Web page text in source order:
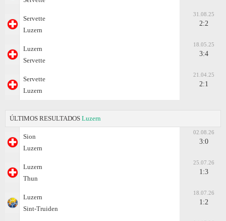
Servette
Luzern
31.08.25
2:2
Luzern
Servette
18.05.25
3:4
Servette
Luzern
21.04.25
2:1
ÚLTIMOS RESULTADOS Luzern
Sion
Luzern
02.08.26
3:0
Luzern
Thun
25.07.26
1:3
Luzern
Sint-Truiden
18.07.26
1:2